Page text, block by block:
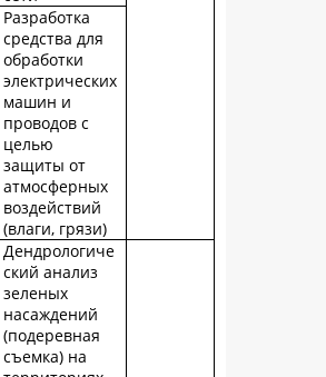
Разработка
средства для
обработки
электрических
машин и
проводов с
целью
защиты от
атмосферных
воздействий
(влаги, грязи)
Дендрологиче
ский анализ
зеленых
насаждений
(подеревная
съемка) на